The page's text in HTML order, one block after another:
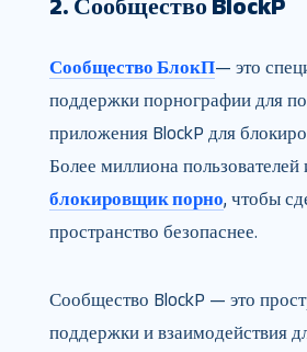
2. Сообщество BlockP
Сообщество БлокП— это
поддержки порнографии для
приложения BlockP для
Более миллиона пользователей
блокировщик порно, чтобы
пространство безопаснее.
Сообщество BlockP — это
поддержки и взаимодействия